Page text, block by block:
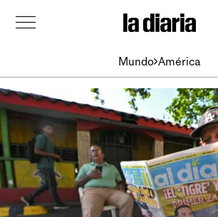
Mundo América